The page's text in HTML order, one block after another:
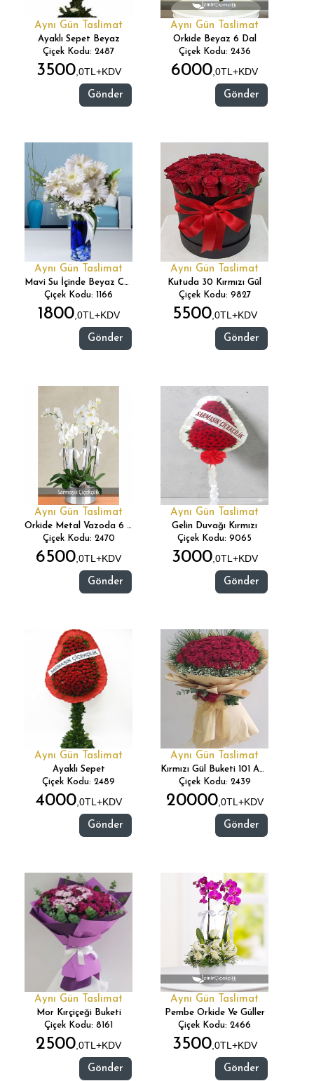
Aynı Gün Taslimat
Ayaklı Sepet Beyaz
Çiçek Kodu: 2487
3500,0TL+KDV
Gönder
Aynı Gün Taslimat
Orkide Beyaz 6 Dal
Çiçek Kodu: 2436
6000,0TL+KDV
Gönder
Aynı Gün Taslimat
Mavi Su İçinde Beyaz Celbera
Çiçek Kodu: 1166
1800,0TL+KDV
Gönder
Aynı Gün Taslimat
Kutuda 30 Kırmızı Gül
Çiçek Kodu: 9827
5500,0TL+KDV
Gönder
Aynı Gün Taslimat
Orkide Metal Vazoda 6 Dal
Çiçek Kodu: 2470
6500,0TL+KDV
Gönder
Aynı Gün Taslimat
Gelin Duvağı Kırmızı
Çiçek Kodu: 9065
3000,0TL+KDV
Gönder
Aynı Gün Taslimat
Ayaklı Sepet
Çiçek Kodu: 2489
4000,0TL+KDV
Gönder
Aynı Gün Taslimat
Kırmızı Gül Buketi 101 Adet
Çiçek Kodu: 2439
20000,0TL+KDV
Gönder
Aynı Gün Taslimat
Mor Kırçiçeği Buketi
Çiçek Kodu: 8161
2500,0TL+KDV
Gönder
Aynı Gün Taslimat
Pembe Orkide Ve Güller
Çiçek Kodu: 2466
3500,0TL+KDV
Gönder